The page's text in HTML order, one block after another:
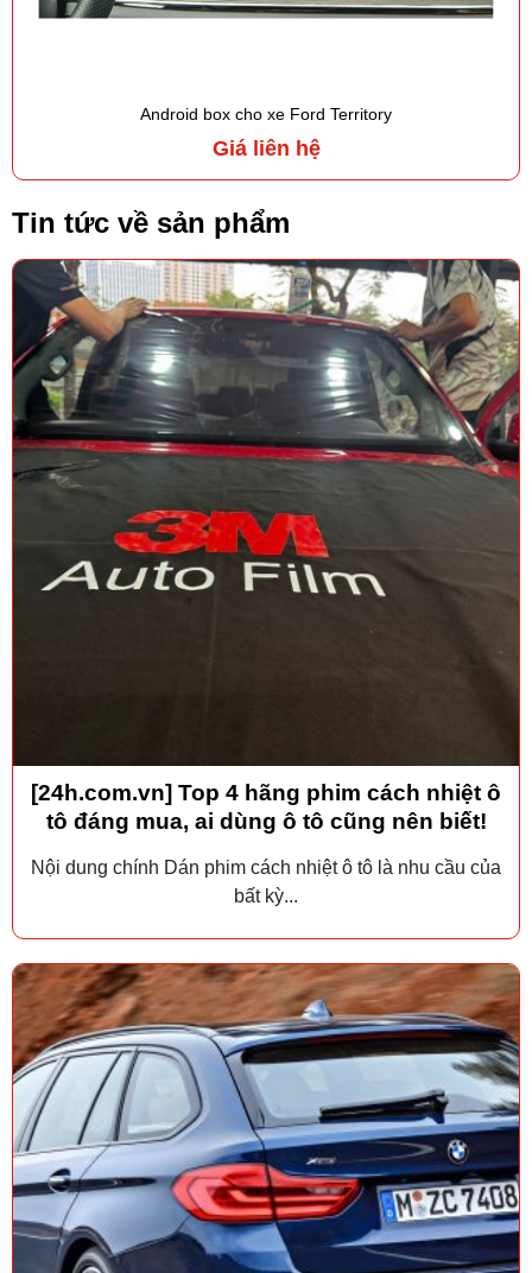
Android box cho xe Ford Territory
Giá liên hệ
Tin tức về sản phẩm
[24h.com.vn] Top 4 hãng phim cách nhiệt ô
tô đáng mua, ai dùng ô tô cũng nên biết!
Nội dung chính Dán phim cách nhiệt ô tô là nhu cầu của
bất kỳ...